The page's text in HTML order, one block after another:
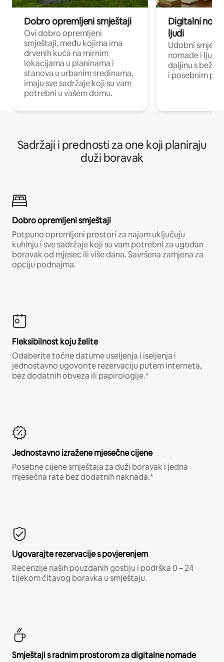
Dobro opremljeni smještaji
Ovi dobro opremljeni
smještaji, među kojima ima
drvenih kuća na mirnim
lokacijama u planinama i
stanova u urbanim sredinama,
imaju sve sadržaje koji su vam
potrebni u vašem domu.
Digitalni
ljudi
Udobni
nomade i ljude
daljinu s
i posebnim
Sadržaji i prednosti za one koji planiraju
duži boravak
Dobro opremljeni smještaji
Potpuno opremljeni prostori za najam uključuju
kuhinju i sve sadržaje koji su vam potrebni za ugodan
boravak od mjesec ili više dana. Savršena zamjena za
opciju podnajma.
Fleksibilnost koju želite
Odaberite točne datume useljenja i iseljenja i
jednostavno ugovorite rezervaciju putem interneta,
bez dodatnih obveza ili papirologije.*
Jednostavno izražene mjesečne cijene
Posebne cijene smještaja za duži boravak i jedna
mjesečna rata bez dodatnih naknada.*
Ugovarajte rezervacije s povjerenjem
Recenzije naših pouzdanih gostiju i podrška 0 – 24
tijekom čitavog boravka u smještaju.
Smještaji s radnim prostorom za digitalne nomade